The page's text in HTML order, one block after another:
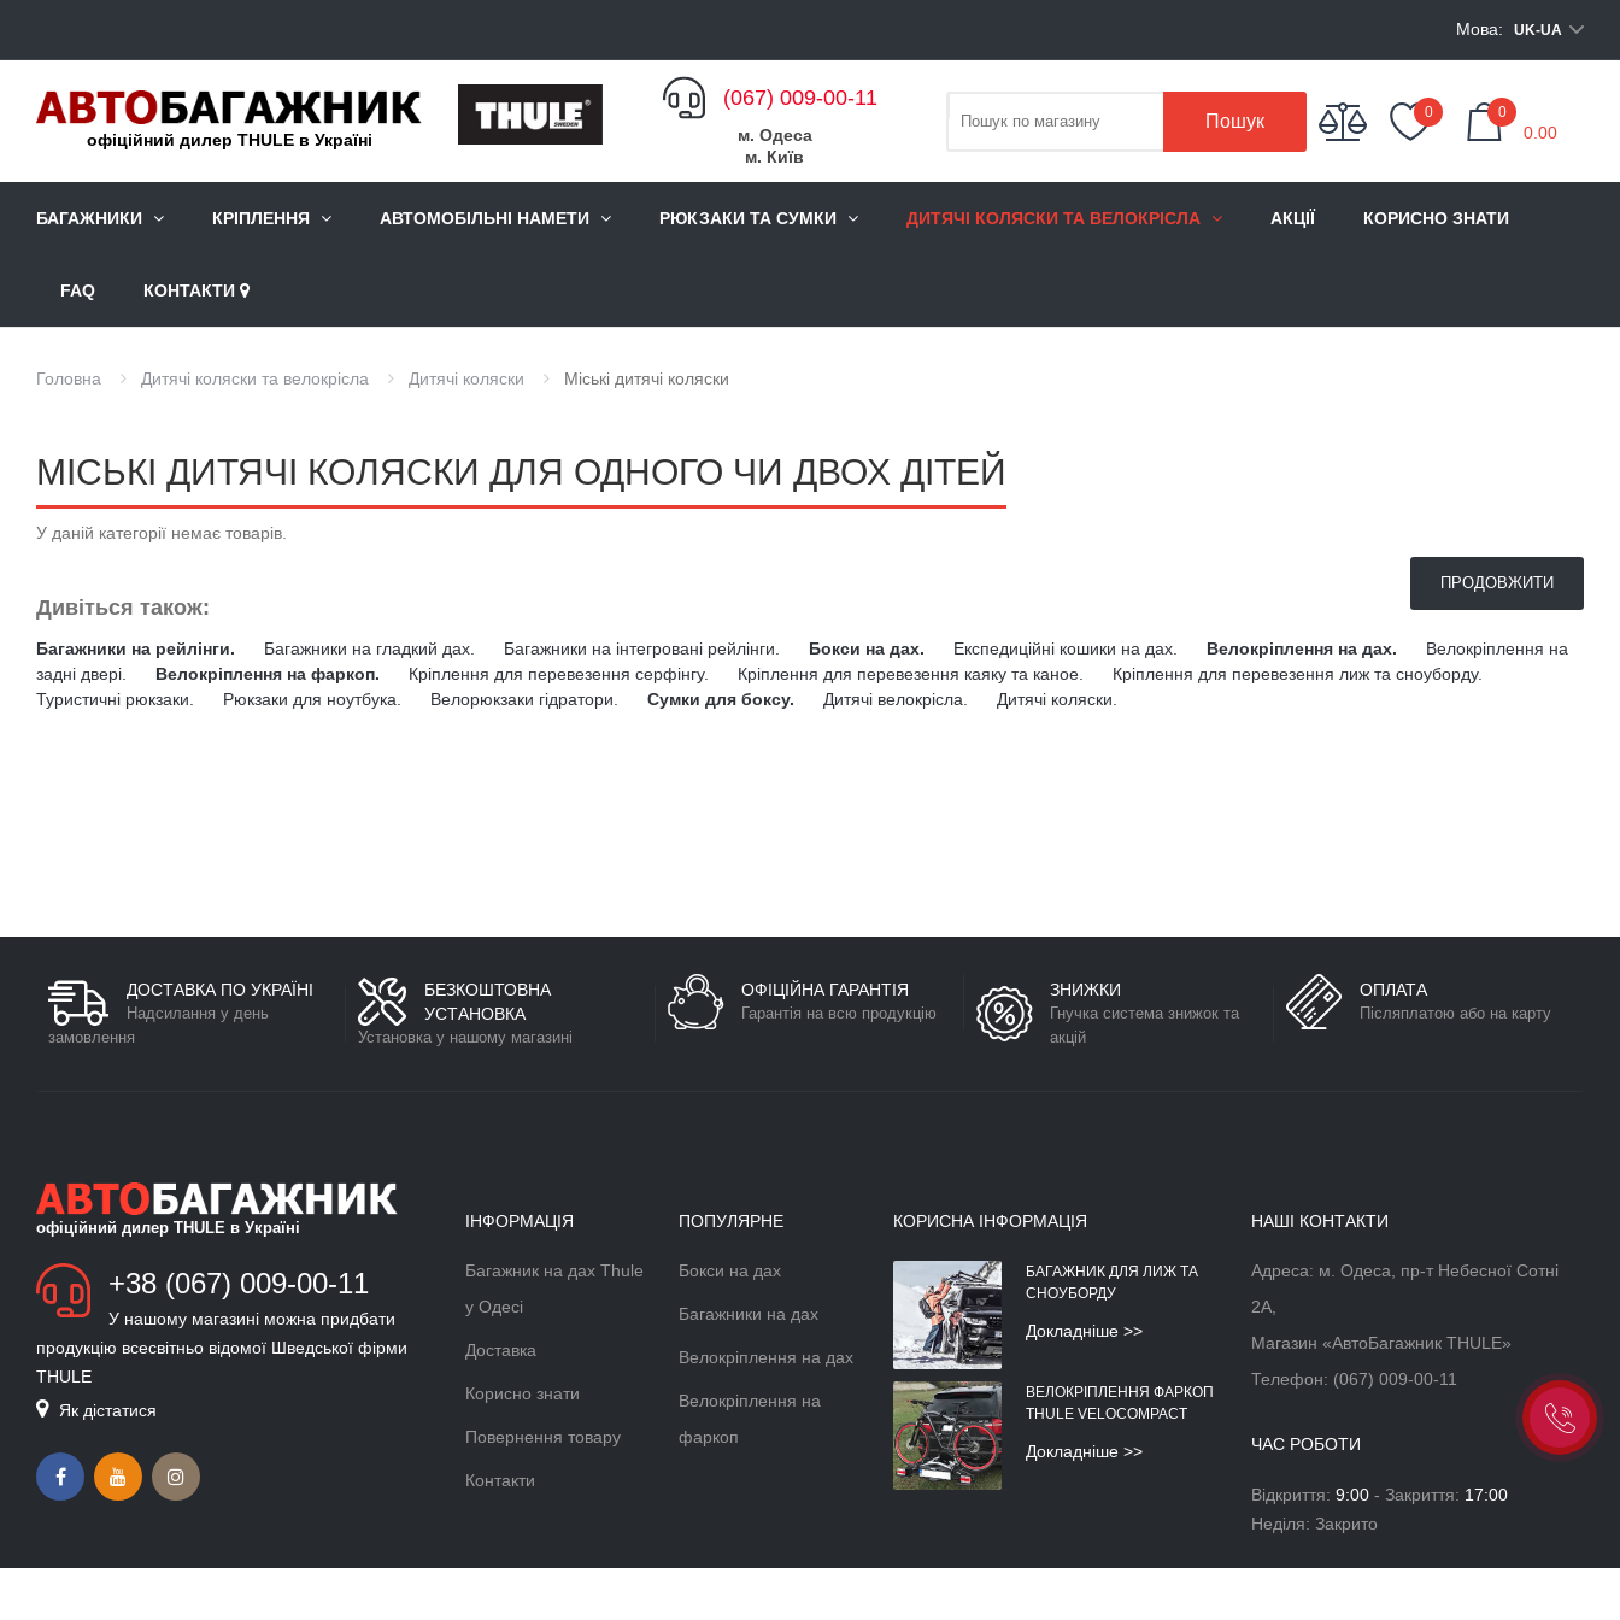
Мова: UK-UA
офіційний дилер THULE в Україні
(067) 009-00-11
м. Одеса
м. Київ
Пошук 0 0
0.00
БАГАЖНИКИ КРІПЛЕННЯ АВТОМОБІЛЬНІ НАМЕТИ РЮКЗАКИ ТА СУМКИ ДИТЯЧІ КОЛЯСКИ ТА ВЕЛОКРІСЛА АКЦІЇ КОРИСНО ЗНАТИ
FAQ КОНТАКТИ
Головна Дитячі коляски та велокрісла Дитячі коляски Міські дитячі коляски
МІСЬКІ ДИТЯЧІ КОЛЯСКИ ДЛЯ ОДНОГО ЧИ ДВОХ ДІТЕЙ
У даній категорії немає товарів.
ПРОДОВЖИТИ
Дивіться також:
Багажники на рейлінги. Багажники на гладкий дах. Багажники на інтегровані рейлінги. Бокси на дах. Експедиційні кошики на дах. Велокріплення на дах.
Велокріплення на
задні двері.
Велокріплення на фаркоп. Кріплення для перевезення серфінгу. Кріплення для перевезення каяку та каное.
Кріплення для перевезення лиж та сноуборду.
Туристичні рюкзаки.
Рюкзаки для ноутбука. Велорюкзаки гідратори. Сумки для боксу. Дитячі велокрісла. Дитячі коляски.
ДОСТАВКА ПО УКРАЇНІ
Надсилання у день
замовлення
БЕЗКОШТОВНА
УСТАНОВКА
Установка у нашому магазині
ОФІЦІЙНА ГАРАНТІЯ
Гарантія на всю продукцію
ЗНИЖКИ
Гнучка система знижок та
акцій
ОПЛАТА
Післяплатою або на карту
офіційний дилер THULE в Україні
+38 (067) 009-00-11
У нашому магазині можна придбати
продукцію всесвітньо відомої Шведської фірми
THULE
Як дістатися
ІНФОРМАЦІЯ
Багажник на дах Thule
у Одесі
Доставка
Корисно знати
Повернення товару
Контакти
ПОПУЛЯРНЕ
Бокси на дах
Багажники на дах
Велокріплення на дах
Велокріплення на
фаркоп
КОРИСНА ІНФОРМАЦІЯ
БАГАЖНИК ДЛЯ ЛИЖ ТА
СНОУБОРДУ
Докладніше >>
ВЕЛОКРІПЛЕННЯ ФАРКОП
АЕРОДИНАМІЧНІЙ БОКС НА
БАГАЖНИК ДЛЯ ЛИЖ ТА
СНОУБОРДУ
Докладніше >>
ВЕЛОКРІПЛЕННЯ ФАРКОП
THULE VELOCOMPACT
Докладніше >>
АЕРОДИНАМІЧНІЙ БОКС НА
НАШІ КОНТАКТИ
Адреса: м. Одеса, пр-т Небесної Сотні
2А,
Магазин «АвтоБагажник THULE»
Телефон: (067) 009-00-11
ЧАС РОБОТИ
Відкриття: 9:00- Закриття: 17:00
Неділя: Закрито